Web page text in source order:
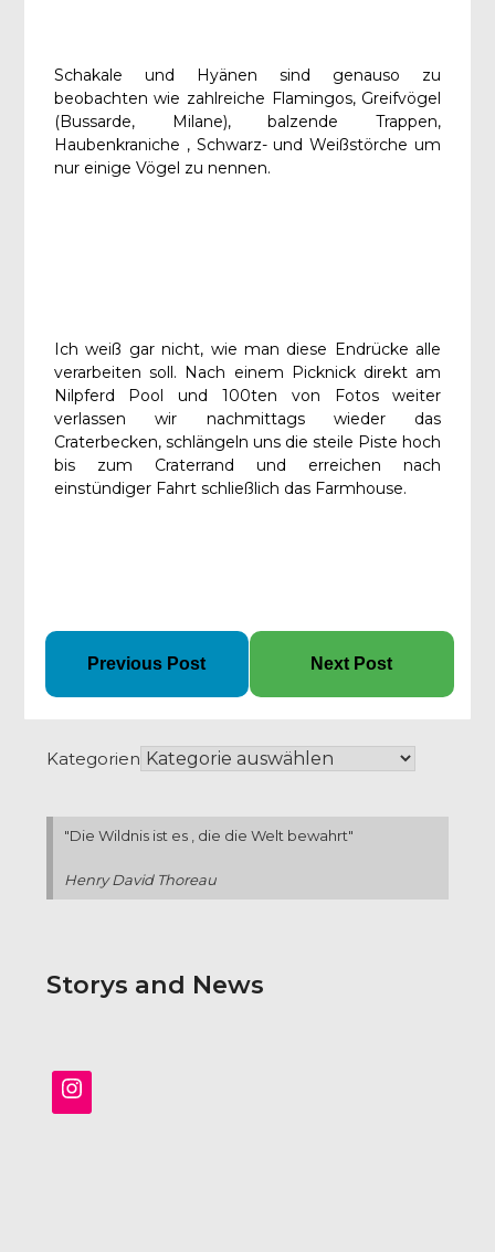
Schakale und Hyänen sind genauso zu
beobachten wie zahlreiche Flamingos, Greifvögel
(Bussarde, Milane), balzende Trappen,
Haubenkraniche , Schwarz- und Weißstörche um
nur einige Vögel zu nennen.
Ich weiß gar nicht, wie man diese Endrücke alle
verarbeiten soll. Nach einem Picknick direkt am
Nilpferd Pool und 100ten von Fotos weiter
verlassen wir nachmittags wieder das
Craterbecken, schlängeln uns die steile Piste hoch
bis zum Craterrand und erreichen nach
einstündiger Fahrt schließlich das Farmhouse.
Previous Post Next Post
Kategorien
"Die Wildnis ist es , die die Welt bewahrt"
Henry David Thoreau
Storys and News